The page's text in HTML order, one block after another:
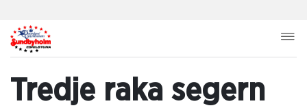
Tredje raka segern